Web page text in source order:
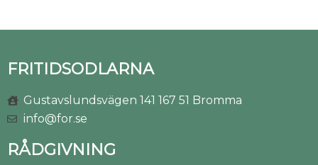
FRITIDSODLARNA
Gustavslundsvägen 141 167 51 Bromma
info@for.se
RÅDGIVNING